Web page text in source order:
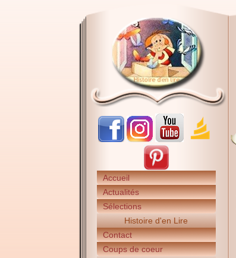
Accueil
Actualités
Sélections
Histoire d'en Lire
Contact
Coups de coeur